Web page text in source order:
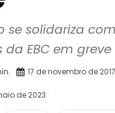
se solidariza com
EBC em greve
17 de novembro de 2017
de 2023